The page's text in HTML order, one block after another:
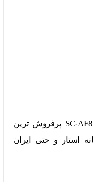
مدل SC-AF801 پرفروش ترین
استار و حتی ایران